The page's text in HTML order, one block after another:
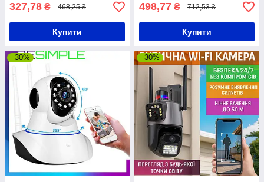
327,78 ₴ 468,25 ₴
Купити
498,77 ₴ 712,53 ₴
Купити
–30% –30%